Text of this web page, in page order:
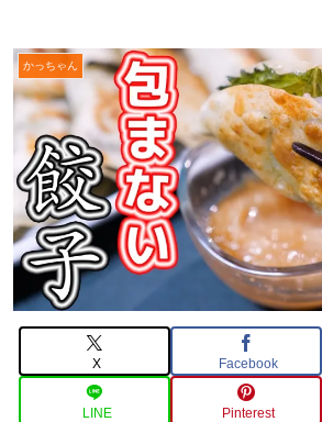
かっちゃん
X Facebook
LINE Pinterest